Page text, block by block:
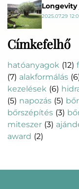
2025.07.29
Címkefelhő
hatóanyagok (12)
(7) alakformálás
kezelések (6)
(5) napozás (5)
bőrszépítés (3)
miteszer (3)
award (2)